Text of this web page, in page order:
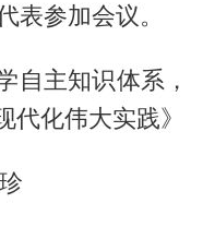
表参加会议。
自主知识体系，
代化伟大实践》